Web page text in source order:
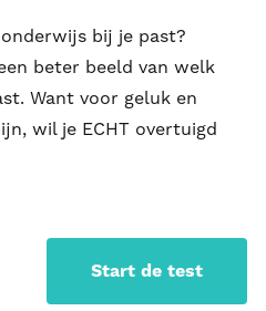
bij je past?
beter beeld van welk
Want voor geluk en
wil je ECHT overtuigd
Start de test